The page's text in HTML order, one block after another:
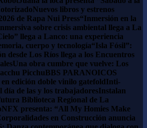
Nuevos libros y estrenos
de Rapa Nui Press“Inmersión en la
sobre crisis ambiental llega a La
llega a Lanco: una experiencia
cuerpo y tecnología“Isla Fósil”:
desde Los Ríos llega a los Encuentros
Una obra cumbre que vuelve: Los
PicchuBBS PARANOICOS
edición doble vinilo gatefoldInti-
día de las y los trabajadoresInstalan
Biblioteca Regional de La
NFX presenta: “All My Homies Make
en Construcción anuncia